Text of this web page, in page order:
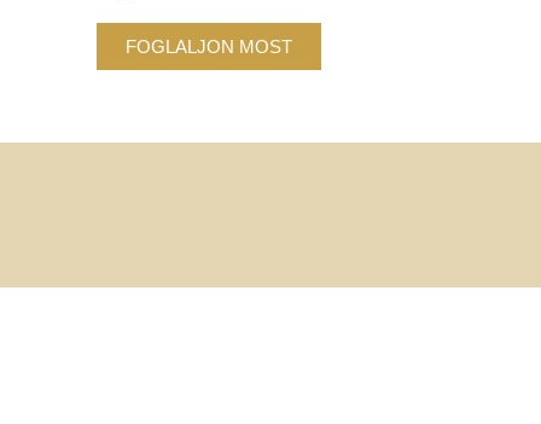
FOGLALJON MOST